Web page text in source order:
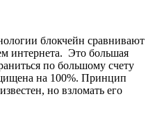
блокчейн сравнивают
интернета. Это большая
по большому счету
на 100%. Принцип
но взломать его